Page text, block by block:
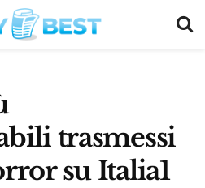
trasmessi
su Italia1